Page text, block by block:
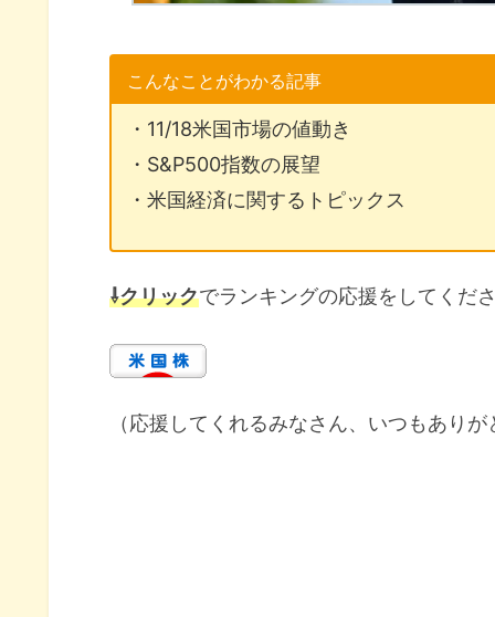
こんなことがわかる記事
・11/18米国市場の値動き
・S&P500指数の展望
・米国経済に関するトピックス
⇩クリックでランキングの応援をしてくだ
（応援してくれるみなさん、いつもあり